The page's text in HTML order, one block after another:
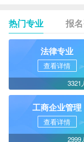
热门专业 报
法律专业
查看详情
3321
工商企业管理
查看详情
2999